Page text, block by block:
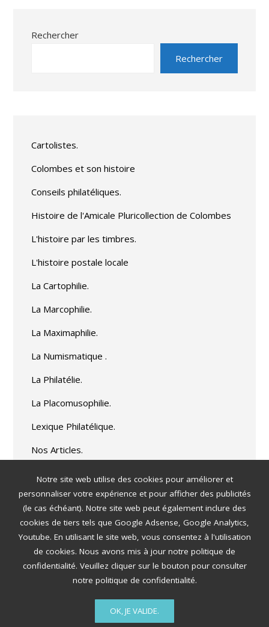
Notre site web utilise des cookies pour améliorer et
personnaliser votre expérience et pour afficher des publicités
(le cas échéant). Notre site web peut également inclure des
cookies de tiers tels que Google Adsense, Google Analytics,
Youtube. En utilisant le site web, vous consentez à l'utilisation
de cookies. Nous avons mis à jour notre politique de
confidentialité. Veuillez cliquer sur le bouton pour consulter
notre politique de confidentialité.
OK, JE VALIDE.
Rechercher
Rechercher
Cartolistes.
Colombes et son histoire
Conseils philatéliques.
Histoire de l'Amicale Pluricollection de Colombes
L'histoire par les timbres.
L'histoire postale locale
La Cartophilie.
La Marcophilie.
La Maximaphilie.
La Numismatique .
La Philatélie.
La Placomusophilie.
Lexique Philatélique.
Nos Articles.
Véhicules postaux.
Rue St Vincent 92700 Colombes - Tout les dimanches matins
de 10H00 à 12H00.